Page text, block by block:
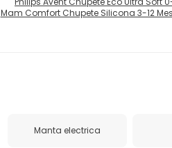
Mam Comfort Chupete Silicona 3-12
Manta electrica